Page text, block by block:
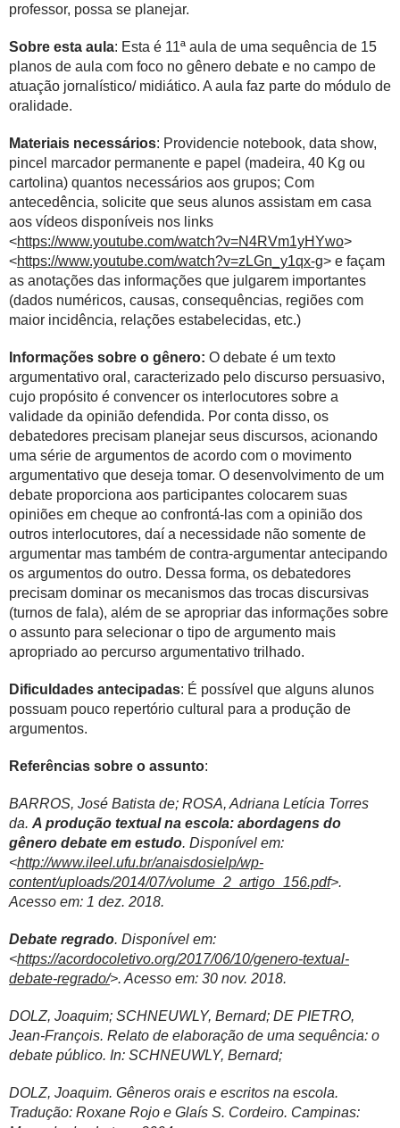
professor, possa se planejar.
Sobre esta aula: Esta é 11ª aula de uma sequência de 15
planos de aula com foco no gênero debate e no campo de
atuação jornalístico/ midiático. A aula faz parte do módulo de
oralidade.
Materiais necessários: Providencie notebook, data show,
pincel marcador permanente e papel (madeira, 40 Kg ou
cartolina) quantos necessários aos grupos; Com
antecedência, solicite que seus alunos assistam em casa
aos vídeos disponíveis nos links
<https://www.youtube.com/watch?v=N4RVm1yHYwo>
<https://www.youtube.com/watch?v=zLGn_y1qx-g> e façam
as anotações das informações que julgarem importantes
(dados numéricos, causas, consequências, regiões com
maior incidência, relações estabelecidas, etc.)
Informações sobre o gênero: O debate é um texto
argumentativo oral, caracterizado pelo discurso persuasivo,
cujo propósito é convencer os interlocutores sobre a
validade da opinião defendida. Por conta disso, os
debatedores precisam planejar seus discursos, acionando
uma série de argumentos de acordo com o movimento
argumentativo que deseja tomar. O desenvolvimento de um
debate proporciona aos participantes colocarem suas
opiniões em cheque ao confrontá-las com a opinião dos
outros interlocutores, daí a necessidade não somente de
argumentar mas também de contra-argumentar antecipando
os argumentos do outro. Dessa forma, os debatedores
precisam dominar os mecanismos das trocas discursivas
(turnos de fala), além de se apropriar das informações sobre
o assunto para selecionar o tipo de argumento mais
apropriado ao percurso argumentativo trilhado.
Dificuldades antecipadas: É possível que alguns alunos
possuam pouco repertório cultural para a produção de
argumentos.
Referências sobre o assunto:
BARROS, José Batista de; ROSA, Adriana Letícia Torres
da. A produção textual na escola: abordagens do
gênero debate em estudo. Disponível em:
<http://www.ileel.ufu.br/anaisdosielp/wp-
content/uploads/2014/07/volume_2_artigo_156.pdf>.
Acesso em: 1 dez. 2018.
Debate regrado. Disponível em:
<https://acordocoletivo.org/2017/06/10/genero-textual-
debate-regrado/>. Acesso em: 30 nov. 2018.
DOLZ, Joaquim; SCHNEUWLY, Bernard; DE PIETRO,
Jean-François. Relato de elaboração de uma sequência: o
debate público. In: SCHNEUWLY, Bernard;
DOLZ, Joaquim. Gêneros orais e escritos na escola.
Tradução: Roxane Rojo e Glaís S. Cordeiro. Campinas: